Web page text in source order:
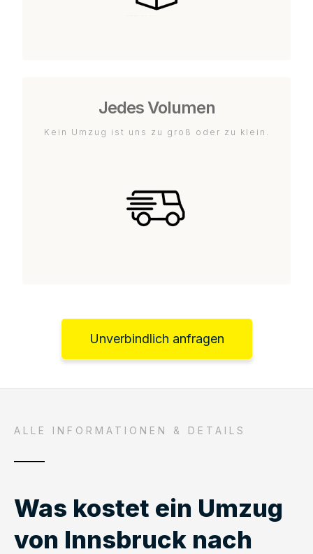
Jedes Volumen
Kein Umzug ist uns zu groß oder zu klein.
Unverbindlich anfragen
ALLE INFORMATIONEN & DETAILS
Was kostet ein Umzug
von Innsbruck nach